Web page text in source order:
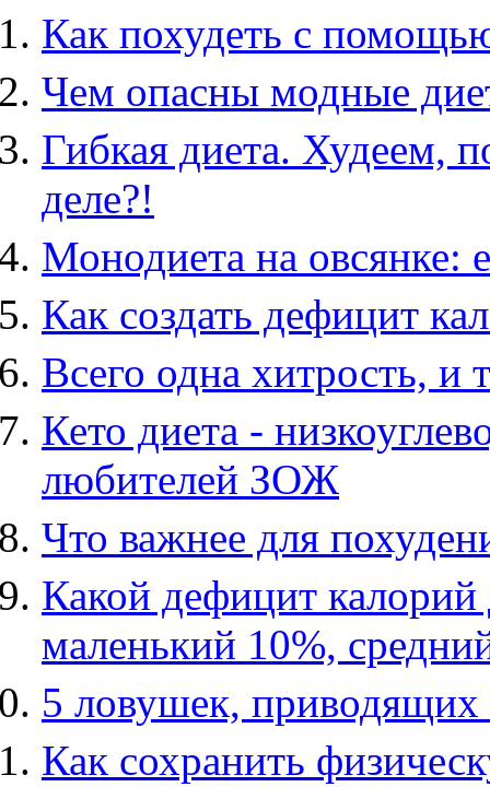
Как похудеть с
Чем опасны модные
Гибкая диета. Худеем,
деле?!
Монодиета на овсянке:
Как создать дефицит
Всего одна хитрость,
Кето диета -
любителей ЗОЖ
Что важнее для
Какой дефицит
маленький 10%,
5 ловушек, приводящих
Как сохранить